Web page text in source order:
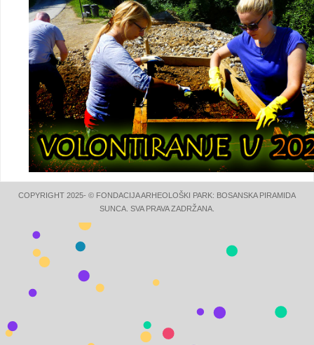
COPYRIGHT 2025- © FONDACIJA ARHEOLOŠKI PARK: BOSANSKA PIRAMIDA
SUNCA. SVA PRAVA ZADRŽANA.